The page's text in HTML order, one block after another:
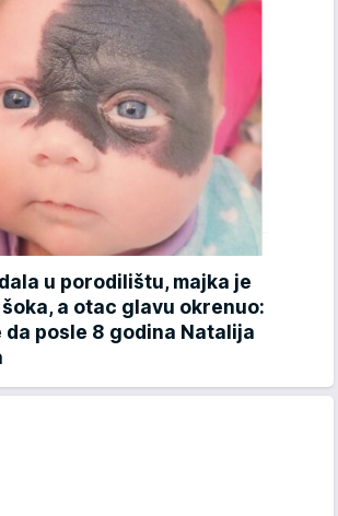
u porodilištu, majka je
a otac glavu okrenuo:
da posle 8 godina Natalija